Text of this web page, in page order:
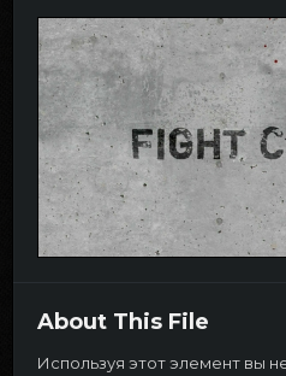
About This File
Используя этот элемент вы